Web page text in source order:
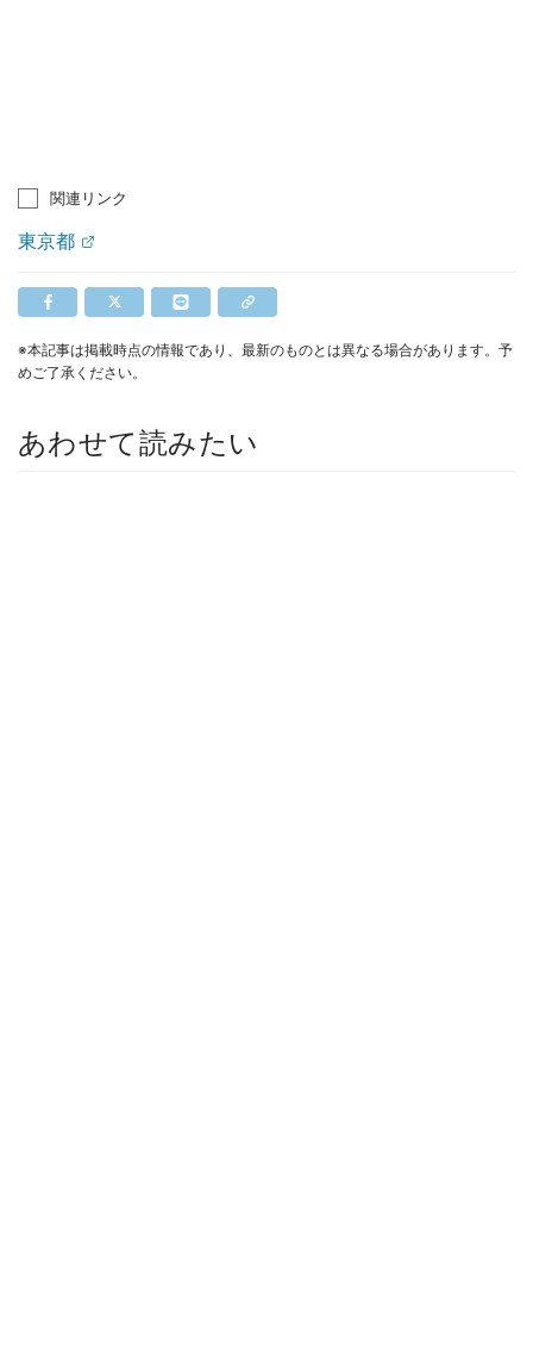
関連リンク
東京都
※本記事は掲載時点の情報であり、最新のものとは異なる場合があります。予
めご了承ください。
あわせて読みたい